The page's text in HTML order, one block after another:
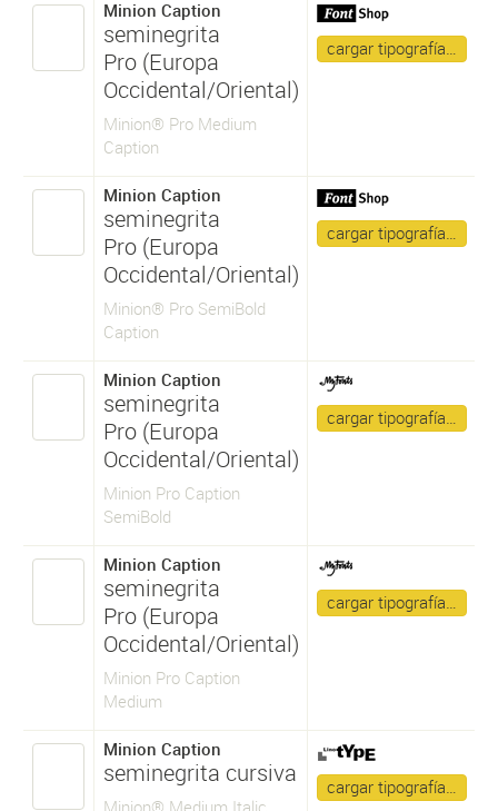
Minion Caption
seminegrita
Pro (Europa
Occidental/Oriental)
Minion® Pro Medium
Caption
cargar tipografía…
Minion Caption
seminegrita
Pro (Europa
Occidental/Oriental)
Minion® Pro SemiBold
Caption
cargar tipografía…
Minion Caption
seminegrita
Pro (Europa
Occidental/Oriental)
Minion Pro Caption
SemiBold
cargar tipografía…
Minion Caption
seminegrita
Pro (Europa
Occidental/Oriental)
Minion Pro Caption
Medium
cargar tipografía…
Minion Caption
seminegrita cursiva
Minion® Medium Italic
cargar tipografía…